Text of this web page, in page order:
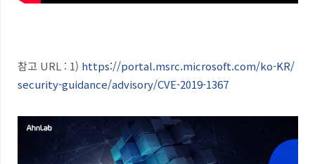
참고 URL : 1) https://portal.msrc.microsoft.com/ko-KR/
security-guidance/advisory/CVE-2019-1367